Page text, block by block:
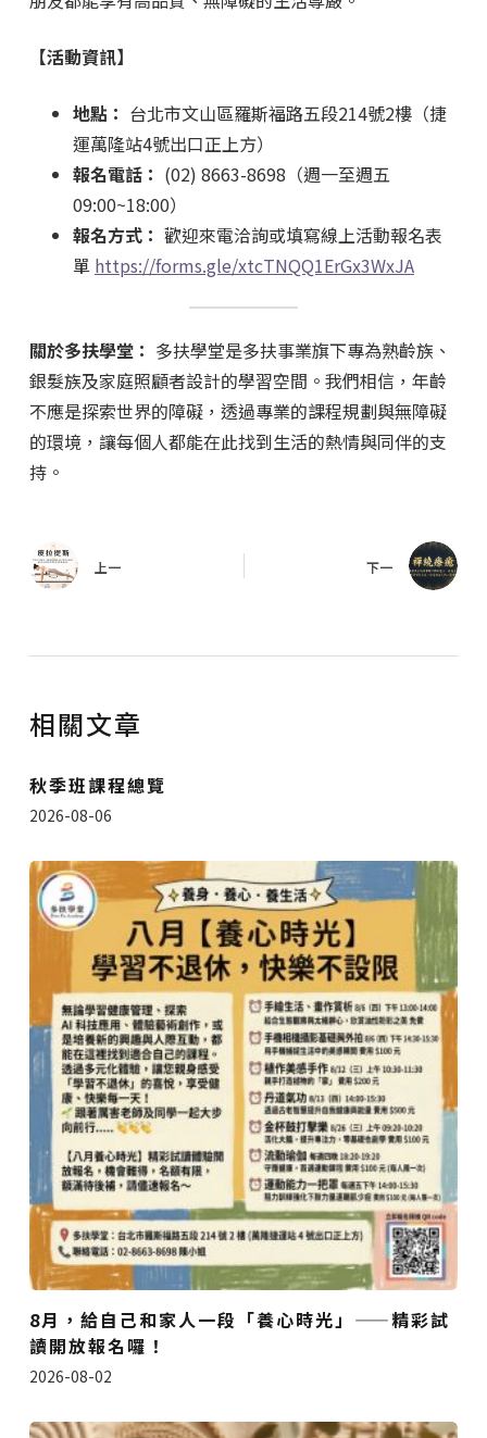
【活動資訊】
地點： 台北市文山區羅斯福路五段214號2樓（捷
運萬隆站4號出口正上方）
報名電話： (02) 8663-8698（週一至週五
09:00~18:00）
報名方式： 歡迎來電洽詢或填寫線上活動報名表
單 https://forms.gle/xtcTNQQ1ErGx3WxJA
關於多扶學堂： 多扶學堂是多扶事業旗下專為熟齡族、
銀髮族及家庭照顧者設計的學習空間。我們相信，年齡
不應是探索世界的障礙，透過專業的課程規劃與無障礙
的環境，讓每個人都能在此找到生活的熱情與同伴的支
持。
上一 下一
相關文章
秋季班課程總覽
2026-08-06
8月，給自己和家人一段「養心時光」——精彩試
讀開放報名囉！
2026-08-02